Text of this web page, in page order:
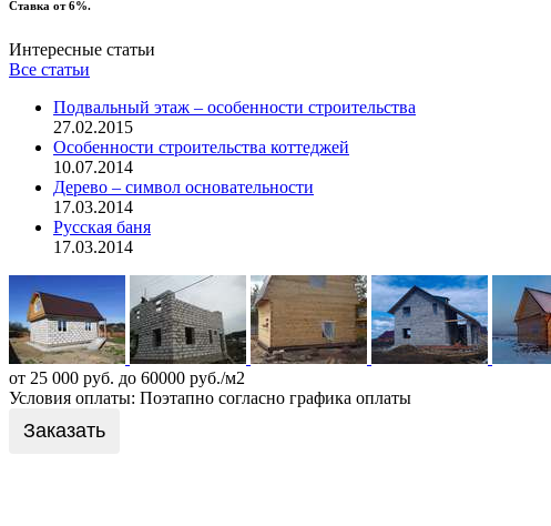
Ставка от 6%.
Интересные статьи
Все статьи
Подвальный этаж – особенности строительства
27.02.2015
Особенности строительства коттеджей
10.07.2014
Дерево – символ основательности
17.03.2014
Русская баня
17.03.2014
от 25 000 руб. до 60000 руб./м2
Условия оплаты: Поэтапно согласно графика оплаты
Заказать